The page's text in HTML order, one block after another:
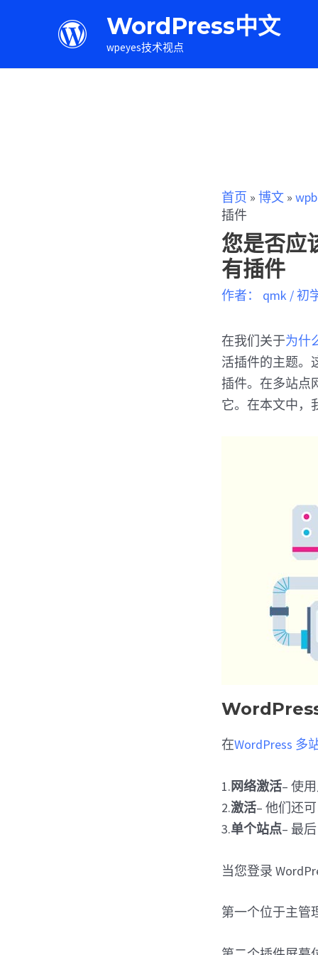
WordPress中文
wpeyes技术视点
首页 »博文 »
插件
您是否应
有插件
作者： qmk /初
在我们关于为什
活插件的主题。
插件。在多站点
它。在本文中，
WordPress
在WordPress 多
1.网络激活– 使
2.激活– 他们还
3.单个站点– 最
当您登录
第一个位于主管